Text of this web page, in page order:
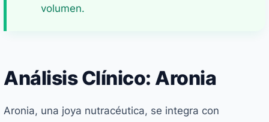
volumen.
Análisis Clínico: Aronia
Aronia, una joya nutracéutica, se integra con